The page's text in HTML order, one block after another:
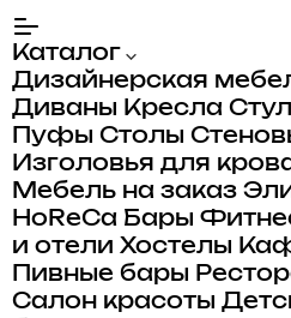
Каталог
Дизайнерская
Диваны Кресла
Пуфы Столы
Изголовья для
Мебель на заказ
HoReCa Бары
и отели Хостелы
Пивные бары
Салон красоты